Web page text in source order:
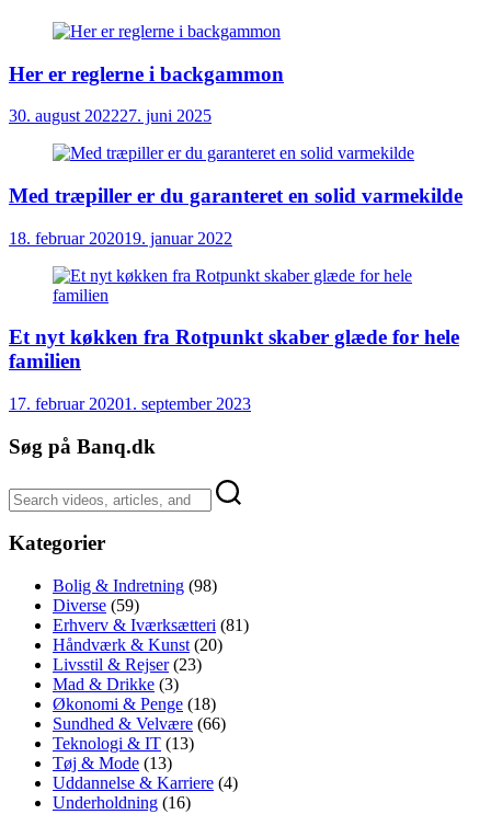
Her er reglerne i backgammon
30. august 202227. juni 2025
Med træpiller er du garanteret en solid varmekilde
18. februar 202019. januar 2022
Et nyt køkken fra Rotpunkt skaber glæde for hele
familien
17. februar 20201. september 2023
Søg på Banq.dk
Kategorier
Bolig & Indretning (98)
Diverse (59)
Erhverv & Iværksætteri (81)
Håndværk & Kunst (20)
Livsstil & Rejser(23)
Mad & Drikke (3)
Økonomi & Penge (18)
Sundhed & Velvære (66)
Teknologi & IT (13)
Tøj & Mode (13)
Uddannelse & Karriere (4)
Underholdning (16)